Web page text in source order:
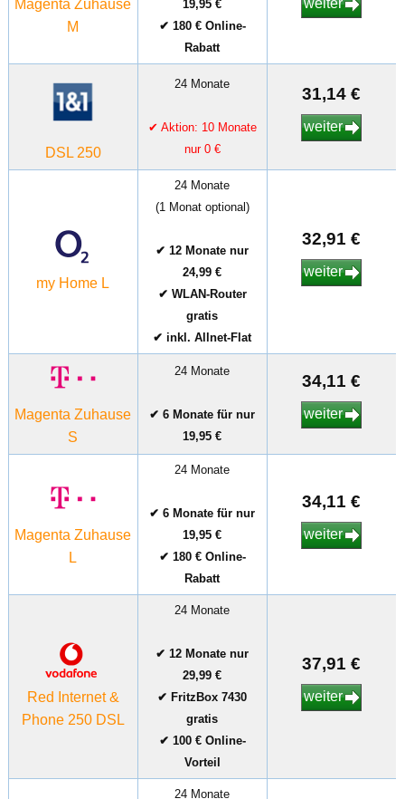
Magenta Zuhause
M
19,95 €
✔ 180 € Online-
Rabatt
weiter
DSL 250
24 Monate
✔ Aktion: 10 Monate
nur 0 €
31,14 €
weiter
my Home L
24 Monate
(1 Monat optional)
✔ 12 Monate nur
24,99 €
✔ WLAN-Router
gratis
✔ inkl. Allnet-Flat
32,91 €
weiter
Magenta Zuhause
S
24 Monate
✔ 6 Monate für nur
19,95 €
34,11 €
weiter
Magenta Zuhause
L
24 Monate
✔ 6 Monate für nur
19,95 €
✔ 180 € Online-
Rabatt
34,11 €
weiter
Red Internet &
Phone 250 DSL
24 Monate
✔ 12 Monate nur
29,99 €
✔ FritzBox 7430
gratis
✔ 100 € Online-
Vorteil
37,91 €
weiter
24 Monate